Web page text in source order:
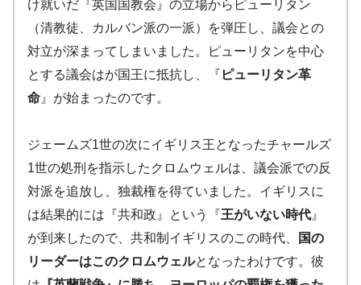
け就いだ『英国国教会』の立場からピューリタン
（清教徒、カルバン派の一派）を弾圧し、議会との
対立が深まってしまいました。ピューリタンを中心
とする議会はが国王に抵抗し、『 ピューリタン革
命 』が始まったのです。
ジェームズ1世の次にイギリス王となったチャールズ
1世の処刑を指示したクロムウェルは、議会派での反
対派を追放し、独裁権を得ていました。イギリスに
は結果的には『共和政』という『王がいない時代 』
が到来したので、共和制イギリスのこの時代、
国の
リーダーはこのクロムウェルとなったわけです。彼